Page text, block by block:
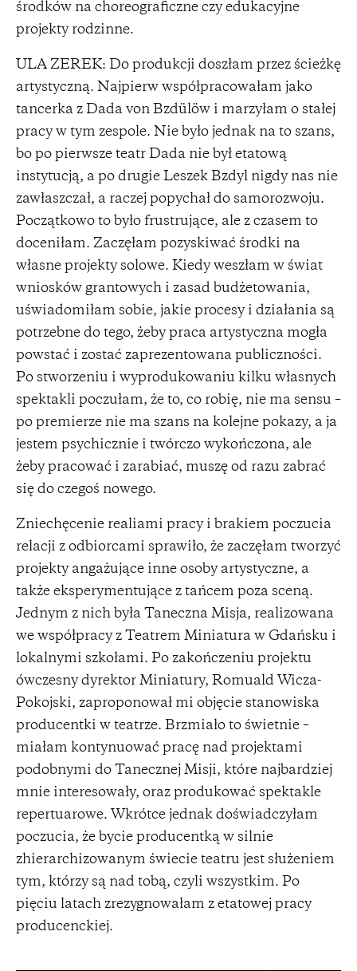
środków na choreograficzne czy edukacyjne
projekty rodzinne.
ULA ZEREK: Do produkcji doszłam przez ścieżkę
artystyczną. Najpierw współpracowałam jako
tancerka z Dada von Bzdülöw i marzyłam o stałej
pracy w tym zespole. Nie było jednak na to szans,
bo po pierwsze teatr Dada nie był etatową
instytucją, a po drugie Leszek Bzdyl nigdy nas nie
zawłaszczał, a raczej popychał do samorozwoju.
Początkowo to było frustrujące, ale z czasem to
doceniłam. Zaczęłam pozyskiwać środki na
własne projekty solowe. Kiedy weszłam w świat
wniosków grantowych i zasad budżetowania,
uświadomiłam sobie, jakie procesy i działania są
potrzebne do tego, żeby praca artystyczna mogła
powstać i zostać zaprezentowana publiczności.
Po stworzeniu i wyprodukowaniu kilku własnych
spektakli poczułam, że to, co robię, nie ma sensu –
po premierze nie ma szans na kolejne pokazy, a ja
jestem psychicznie i twórczo wykończona, ale
żeby pracować i zarabiać, muszę od razu zabrać
się do czegoś nowego.
Zniechęcenie realiami pracy i brakiem poczucia
relacji z odbiorcami sprawiło, że zaczęłam tworzyć
projekty angażujące inne osoby artystyczne, a
także eksperymentujące z tańcem poza sceną.
Jednym z nich była Taneczna Misja, realizowana
we współpracy z Teatrem Miniatura w Gdańsku i
lokalnymi szkołami. Po zakończeniu projektu
ówczesny dyrektor Miniatury, Romuald Wicza-
Pokojski, zaproponował mi objęcie stanowiska
producentki w teatrze. Brzmiało to świetnie –
miałam kontynuować pracę nad projektami
podobnymi do Tanecznej Misji, które najbardziej
mnie interesowały, oraz produkować spektakle
repertuarowe. Wkrótce jednak doświadczyłam
poczucia, że bycie producentką w silnie
zhierarchizowanym świecie teatru jest służeniem
tym, którzy są nad tobą, czyli wszystkim. Po
pięciu latach zrezygnowałam z etatowej pracy
producenckiej.